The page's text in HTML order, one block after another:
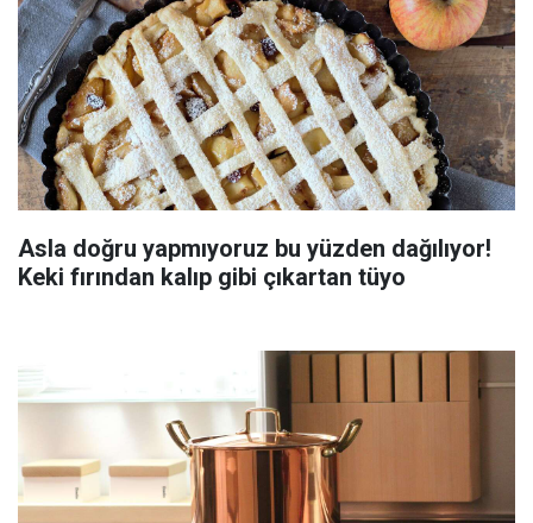
Asla doğru yapmıyoruz bu yüzden dağılıyor!
Keki fırından kalıp gibi çıkartan tüyo